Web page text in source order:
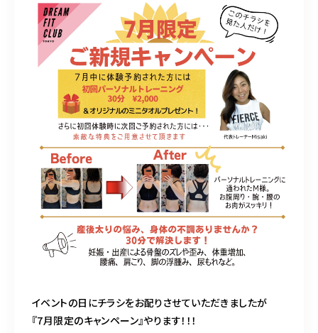
イベントの日にチラシをお配りさせていただきましたが
『7月限定のキャンペーン』やります！！！